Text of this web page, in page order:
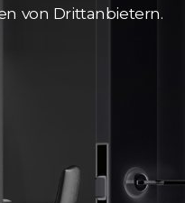
von Drittanbietern.